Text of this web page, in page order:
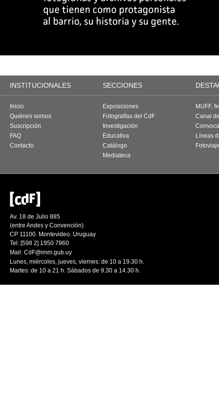
INSTITUCIONALES SECCIONES
Inicio
Quiénes somos
Suscripción
FAQ
Contacto
Exposiciones
Fotografías del CdF
Investigación
Educativa
Catálogo
Mediateca
MUFF,
Canal
Líneas
Av. 18 de Julio 885
(entre Andes y Convención)
CP 11100. Montevideo. Uruguay
Tel: [598 2] 1950 7960
Mail: CdF@imm.gub.uy
Lunes, miércoles, jueves, viernes: de 10 a 19.30 h.
Martes: de 10 a 21 h. Sábados de 9.30 a 14.30 h.